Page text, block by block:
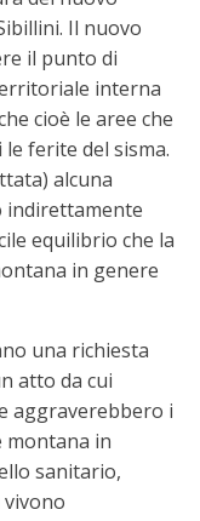
Il nuovo
il punto di
interna
cioè le aree che
ferite del sisma.
alcuna
indirettamente
equilibrio che la
in genere
una richiesta
atto da cui
aggraverebbero i
montana in
sanitario,
vivono